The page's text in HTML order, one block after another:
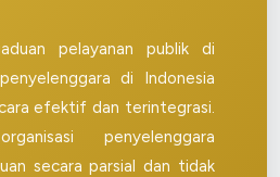
pelayanan publik di
di Indonesia
efektif dan terintegrasi.
penyelenggara
secara parsial dan tidak